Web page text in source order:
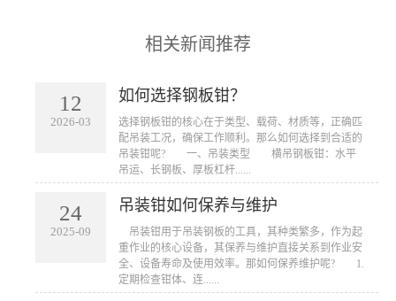
相关新闻推荐
12
2026-03
如何选择钢板钳？
​选择钢板钳的核心在于类型、载荷、材质等，正确匹
配吊装工况，确保工作顺利。那么如何选择到合适的
吊装钳呢? 一、吊装类型 横吊钢板钳：水平
吊运、长钢板、厚板杠杆......
24
2025-09
吊装钳如何保养与维护
​ 吊装钳用于吊装钢板的工具，其种类繁多，作为起
重作业的核心设备，其保养与维护直接关系到作业安
全、设备寿命及使用效率。那如何保养维护呢? 1.
定期检查钳体、连......